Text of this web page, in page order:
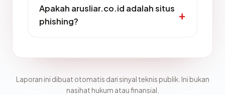
Apakah arusliar.co.id adalah situs
phishing?
Laporan ini dibuat otomatis dari sinyal teknis publik. Ini bukan
nasihat hukum atau finansial.